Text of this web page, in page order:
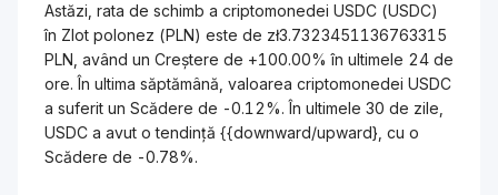
Astăzi, rata de schimb a criptomonedei USDC (USDC)
în Zlot polonez (PLN) este de zł3.7323451136763315
PLN, având un Creștere de +100.00% în ultimele 24 de
ore. În ultima săptămână, valoarea criptomonedei USDC
a suferit un Scădere de -0.12%. În ultimele 30 de zile,
USDC a avut o tendință {{downward/upward}, cu o
Scădere de -0.78%.